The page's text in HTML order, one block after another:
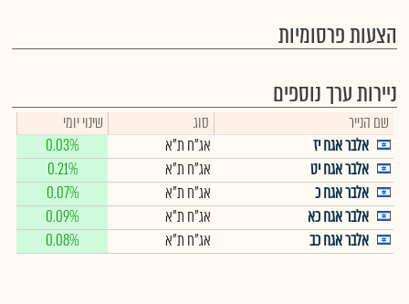
הצעות פרסומיות
ניירות ערך נוספים
שם הנייר סוג
שינוי יומי
אלבר אגח יז
אג"ח ת"א
0.03%
אלבר אגח יט
אג"ח ת"א
0.21%
אלבר אגח כ
אג"ח ת"א
0.07%
אלבר אגח כא
אג"ח ת"א
0.09%
אלבר אגח כב
אג"ח ת"א 0.08%